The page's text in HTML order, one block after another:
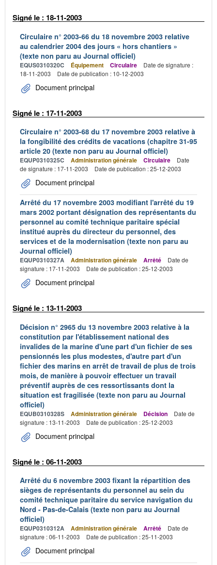
Signé le : 18-11-2003
Circulaire n° 2003-66 du 18 novembre 2003 relative
au calendrier 2004 des jours « hors chantiers »
(texte non paru au Journal officiel)
EQUS0310320C Équipement Circulaire
Date de signature :
18-11-2003
Date de publication : 10-12-2003
Document principal
Signé le : 17-11-2003
Circulaire n° 2003-68 du 17 novembre 2003 relative à
la fongibilité des crédits de vacations (chapitre 31-95
article 20 (texte non paru au Journal officiel)
EQUP0310325C Administration générale Circulaire
Date
de signature : 17-11-2003
Date de publication : 25-12-2003
Document principal
Arrêté du 17 novembre 2003 modifiant l'arrêté du 19
mars 2002 portant désignation des représentants du
personnel au comité technique paritaire spécial
institué auprès du directeur du personnel, des
services et de la modernisation (texte non paru au
Journal officiel)
EQUP0310327A Administration générale Arrêté
Date de
signature : 17-11-2003
Date de publication : 25-12-2003
Document principal
Signé le : 13-11-2003
Décision n° 2965 du 13 novembre 2003 relative à la
constitution par l'établissement national des
invalides de la marine d'une part d'un fichier de ses
pensionnés les plus modestes, d'autre part d'un
fichier des marins en arrêt de travail de plus de trois
mois, de manière à pouvoir effectuer un travail
préventif auprès de ces ressortissants dont la
situation est fragilisée (texte non paru au Journal
officiel)
EQUB0310328S Administration générale Décision
Date de
signature : 13-11-2003
Date de publication : 25-12-2003
Document principal
Signé le : 06-11-2003
Arrêté du 6 novembre 2003 fixant la répartition des
sièges de représentants du personnel au sein du
comité technique paritaire du service navigation du
Nord - Pas-de-Calais (texte non paru au Journal
officiel)
EQUP0310312A Administration générale Arrêté
Date de
signature : 06-11-2003
Date de publication : 25-11-2003
Document principal